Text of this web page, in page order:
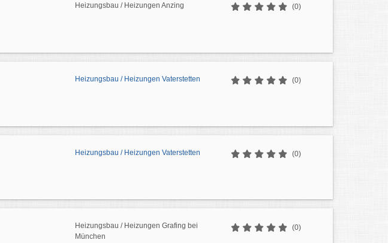
Heizungsbau / Heizungen Anzing (0)
Heizungsbau / Heizungen Vaterstetten (0)
Heizungsbau / Heizungen Vaterstetten (0)
Heizungsbau / Heizungen Grafing bei
München
(0)